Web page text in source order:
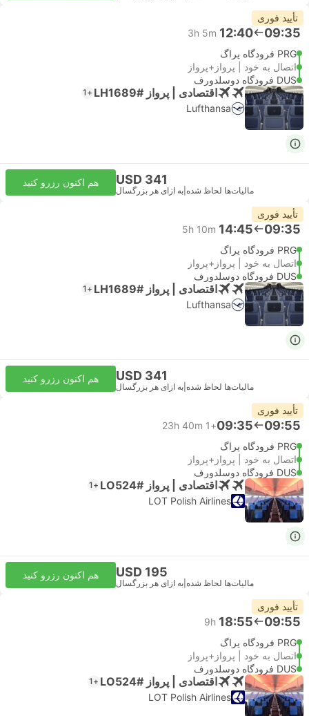
تأیید فوری
09:35
12:40
3h 5m
PRG فرودگاه پراگ
اتصال به خود | پرواز+پرواز
DUS فرودگاه دوسلدورف
اقتصادی | پرواز #LH1689 +1
Lufthansa
USD 341
مالیات‌ها لحاظ شده به ازای هر بزرگسال
هم اکنون رزرو کنید
تأیید فوری
09:35
14:45
5h 10m
PRG فرودگاه پراگ
اتصال به خود | پرواز+پرواز
DUS فرودگاه دوسلدورف
اقتصادی | پرواز #LH1689 +1
Lufthansa
USD 341
مالیات‌ها لحاظ شده به ازای هر بزرگسال
هم اکنون رزرو کنید
تأیید فوری
09:55
09:35
+1
23h 40m
PRG فرودگاه پراگ
اتصال به خود | پرواز+پرواز
DUS فرودگاه دوسلدورف
اقتصادی | پرواز #LO524 +1
LOT Polish Airlines
USD 195
مالیات‌ها لحاظ شده به ازای هر بزرگسال
هم اکنون رزرو کنید
تأیید فوری
09:55
18:55
9h
PRG فرودگاه پراگ
اتصال به خود | پرواز+پرواز
DUS فرودگاه دوسلدورف
اقتصادی | پرواز #LO524 +1
LOT Polish Airlines